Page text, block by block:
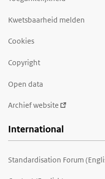
Kwetsbaarheid melden
Cookies
Copyright
Open data
Archief website
International
Standardisation Forum